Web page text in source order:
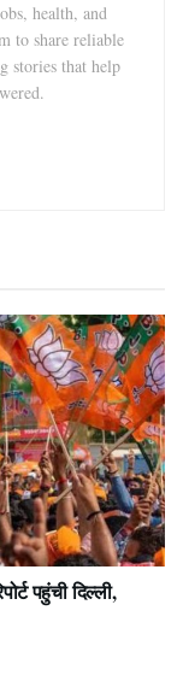
health, and
to share reliable
stories that help
पहुंची दिल्ली,